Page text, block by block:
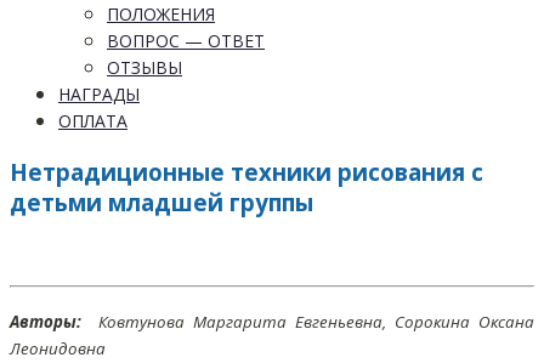
ПОЛОЖЕНИЯ
ВОПРОС — ОТВЕТ
ОТЗЫВЫ
НАГРАДЫ
ОПЛАТА
Нетрадиционные техники рисования с
детьми младшей группы
Авторы:
Ковтунова Маргарита Евгеньевна, Сорокина Оксана
Леонидовна